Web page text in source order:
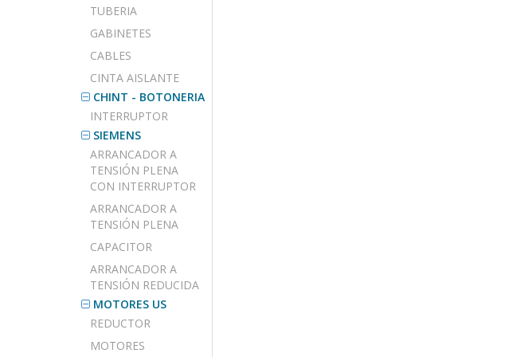
TUBERIA
GABINETES
CABLES
CINTA AISLANTE
CHINT - BOTONERIA
INTERRUPTOR
SIEMENS
ARRANCADOR A
TENSIÓN PLENA
CON INTERRUPTOR
ARRANCADOR A
TENSIÓN PLENA
CAPACITOR
ARRANCADOR A
TENSIÓN REDUCIDA
MOTORES US
REDUCTOR
MOTORES